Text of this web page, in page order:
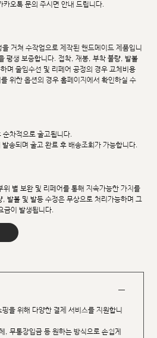
오톡 문의 주시면 안내 드립니다.
거쳐 수작업으로 제작된 핸드메이드 제품입니
평생 보증합니다. 접착, 재봉, 부착 불량, 발볼
며 줄임수선 및 리페어 공정의 경우 교체비용
위한 옵션의 경우 홈페이지에서 확인하실 수
순차적으로 출고됩니다.
송되며 출고 완료 후 배송조회가 가능합니다.
별 보완 및 리페어를 통해 지속가능한 가치를
발볼 및 발등 수정은 무상으로 처리가능하며 그
금이 발생됩니다.
을 위해 다양한 결제 서비스를 지원합니
, 무통장입금 등 원하는 방식으로 손쉽게